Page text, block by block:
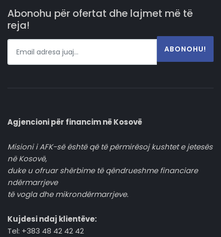
Abonohu për ofertat dhe lajmet më të
reja!
ABONOHU!
Agjencioni për financim në Kosovë
Misioni i AFK-së është që të përmirësoj kushtet e jetesës
në Kosovë,
duke u ofruar shërbime të qëndrueshme financiare
ndërmarrjeve
të vogla dhe mikrondërmarrjeve.
Kujdesi ndaj klientëve:
Tel: +383 48 42 42 42